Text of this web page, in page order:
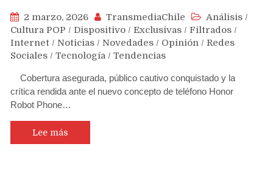
2 marzo, 2026 TransmediaChile Análisis /
Cultura POP / Dispositivo / Exclusivas / Filtrados /
Internet / Noticias / Novedades / Opinión / Redes
Sociales / Tecnología / Tendencias
Cobertura asegurada, público cautivo conquistado y la
crítica rendida ante el nuevo concepto de teléfono Honor
Robot Phone…
Lee más